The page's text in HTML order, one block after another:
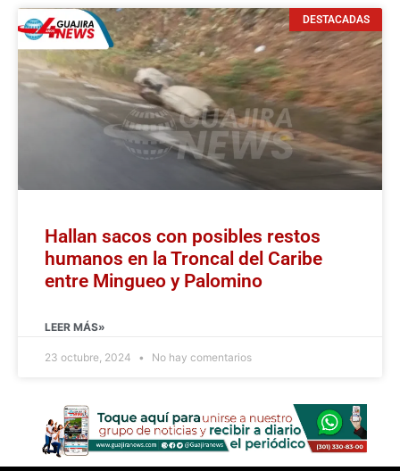
DESTACADAS
Hallan sacos con posibles restos
humanos en la Troncal del Caribe
entre Mingueo y Palomino
LEER MÁS»
23 octubre, 2024 No hay comentarios